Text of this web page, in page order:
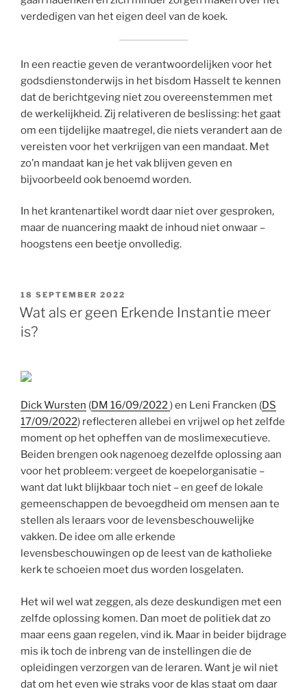
verdedigen van het eigen deel van de koek.
In een reactie geven de verantwoordelijken voor het
godsdienstonderwijs in het bisdom Hasselt te kennen
dat de berichtgeving niet zou overeenstemmen met
de werkelijkheid. Zij relativeren de beslissing: het gaat
om een tijdelijke maatregel, die niets verandert aan de
vereisten voor het verkrijgen van een mandaat. Met
zo’n mandaat kan je het vak blijven geven en
bijvoorbeeld ook benoemd worden.
In het krantenartikel wordt daar niet over gesproken,
maar de nuancering maakt de inhoud niet onwaar –
hoogstens een beetje onvolledig.
GEPLAATST
OP
18 SEPTEMBER 2022
Wat als er geen Erkende Instantie meer
is?
Dick Wursten (DM 16/09/2022) en Leni Francken (DS
17/09/2022) reflecteren allebei en vrijwel op het zelfde
moment op het opheffen van de moslimexecutieve.
Beiden brengen ook nagenoeg dezelfde oplossing aan
voor het probleem: vergeet de koepelorganisatie –
want dat lukt blijkbaar toch niet – en geef de lokale
gemeenschappen de bevoegdheid om mensen aan te
stellen als leraars voor de levensbeschouwelijke
vakken. De idee om alle erkende
levensbeschouwingen op de leest van de katholieke
kerk te schoeien moet dus worden losgelaten.
Het wil wel wat zeggen, als deze deskundigen met een
zelfde oplossing komen. Dan moet de politiek dat zo
maar eens gaan regelen, vind ik. Maar in beider bijdrage
mis ik toch de inbreng van de instellingen die de
opleidingen verzorgen van de leraren. Want je wil niet
dat om het even wie straks voor de klas staat om daar